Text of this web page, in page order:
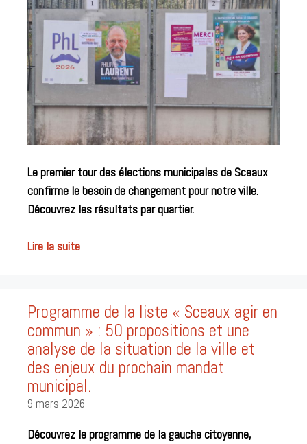
Le premier tour des élections municipales de Sceaux
confirme le besoin de changement pour notre ville.
Découvrez les résultats par quartier.
Lire la suite
Programme de la liste « Sceaux agir en
commun » : 50 propositions et une
analyse de la situation de la ville et
des enjeux du prochain mandat
municipal.
9 mars 2026
Découvrez le programme de la gauche citoyenne,